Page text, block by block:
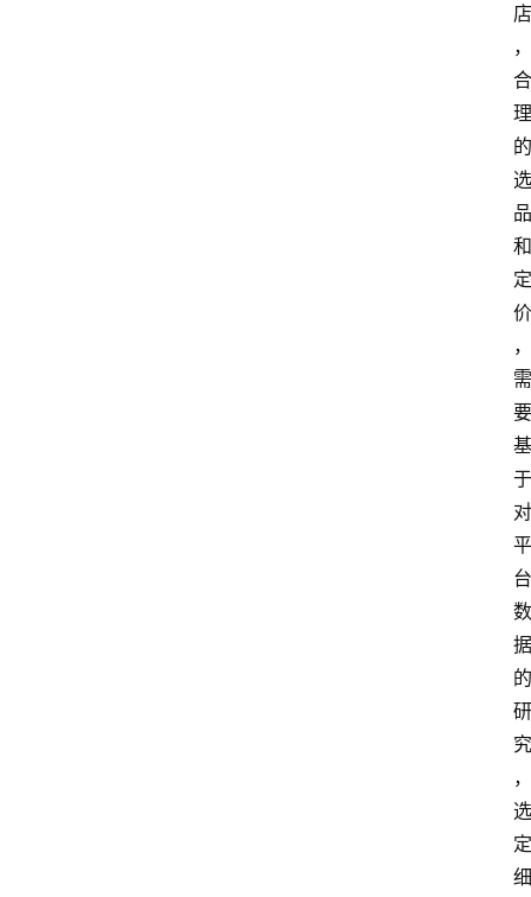
店
，
合
理
的
选
品
和
定
价
，
需
要
基
于
对
平
台
数
据
的
研
究
，
选
定
细